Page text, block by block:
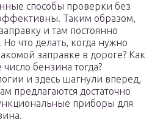
способы проверки без
Таким образом,
и там постоянно
Но что делать, когда нужно
заправке в дороге? Как
бензина тогда?
и здесь шагнули вперед,
предлагаются достаточно
приборы для